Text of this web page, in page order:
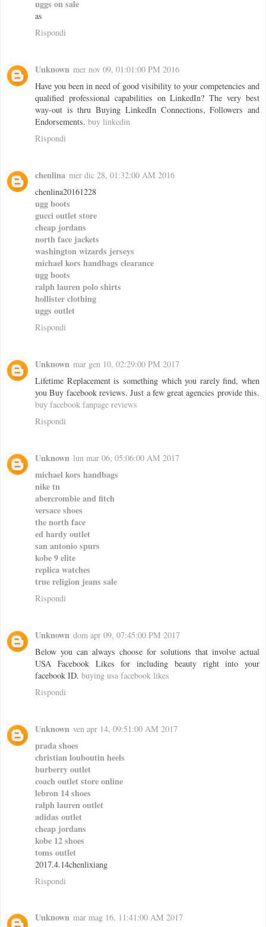
uggs on sale
as
Rispondi
Unknown mer nov 09, 01:01:00 PM 2016
Have you been in need of good visibility to your competencies and
qualified professional capabilities on LinkedIn? The very best
way-out is thru Buying LinkedIn Connections, Followers and
Endorsements. buy linkedin
Rispondi
chenlina mer dic 28, 01:32:00 AM 2016
chenlina20161228
ugg boots
gucci outlet store
cheap jordans
north face jackets
washington wizards jerseys
michael kors handbags clearance
ugg boots
ralph lauren polo shirts
hollister clothing
uggs outlet
Rispondi
Unknown mar gen 10, 02:29:00 PM 2017
Lifetime Replacement is something which you rarely find, when
you Buy facebook reviews. Just a few great agencies provide this.
buy facebook fanpage reviews
Rispondi
Unknown lun mar 06, 05:06:00 AM 2017
michael kors handbags
nike tn
abercrombie and fitch
versace shoes
the north face
ed hardy outlet
san antonio spurs
kobe 9 elite
replica watches
true religion jeans sale
Rispondi
Unknown dom apr 09, 07:45:00 PM 2017
Below you can always choose for solutions that involve actual
USA Facebook Likes for including beauty right into your
facebook ID. buying usa facebook likes
Rispondi
Unknown ven apr 14, 09:51:00 AM 2017
prada shoes
christian louboutin heels
burberry outlet
coach outlet store online
lebron 14 shoes
ralph lauren outlet
adidas outlet
cheap jordans
kobe 12 shoes
toms outlet
2017.4.14chenlixiang
Rispondi
Unknown mar mag 16, 11:41:00 AM 2017